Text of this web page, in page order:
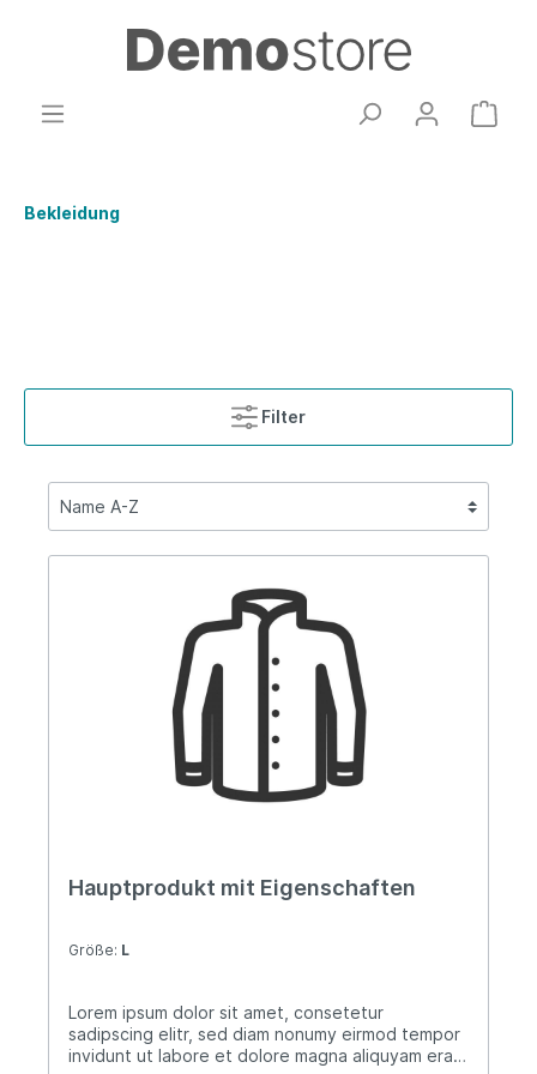
Bekleidung
Filter
Hauptprodukt mit Eigenschaften
Größe: L
Lorem ipsum dolor sit amet, consetetur
sadipscing elitr, sed diam nonumy eirmod tempor
invidunt ut labore et dolore magna aliquyam erat,